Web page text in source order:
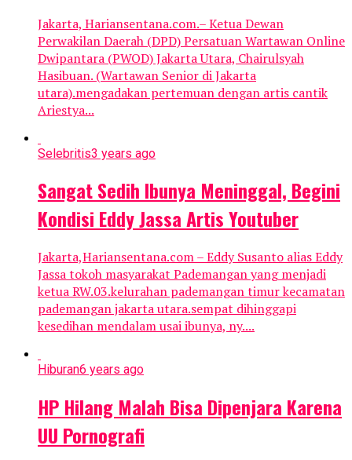
Jakarta, Hariansentana.com.– Ketua Dewan
Perwakilan Daerah (DPD) Persatuan Wartawan Online
Dwipantara (PWOD) Jakarta Utara, Chairulsyah
Hasibuan. (Wartawan Senior di Jakarta
utara).mengadakan pertemuan dengan artis cantik
Ariestya...
Selebritis3 years ago
Sangat Sedih Ibunya Meninggal, Begini
Kondisi Eddy Jassa Artis Youtuber
Jakarta,Hariansentana.com – Eddy Susanto alias Eddy
Jassa tokoh masyarakat Pademangan yang menjadi
ketua RW.03.kelurahan pademangan timur kecamatan
pademangan jakarta utara.sempat dihinggapi
kesedihan mendalam usai ibunya, ny....
Hiburan6 years ago
HP Hilang Malah Bisa Dipenjara Karena
UU Pornografi